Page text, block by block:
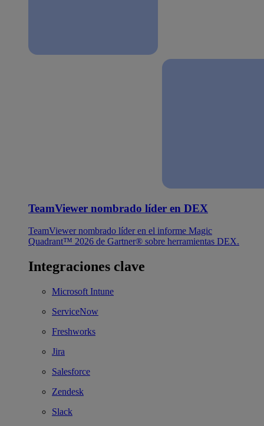
TeamViewer nombrado líder en DEX
TeamViewer nombrado líder en el informe Magic
Quadrant™ 2026 de Gartner® sobre herramientas DEX.
Integraciones clave
Microsoft Intune
ServiceNow
Freshworks
Jira
Salesforce
Zendesk
Slack